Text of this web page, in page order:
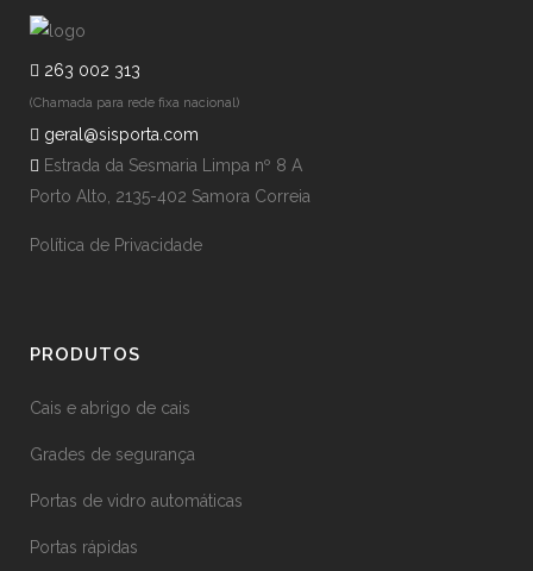
263 002 313
(Chamada para rede fixa nacional)
geral@sisporta.com
Estrada da Sesmaria Limpa nº 8 A
Porto Alto, 2135-402 Samora Correia
Política de Privacidade
PRODUTOS
Cais e abrigo de cais
Grades de segurança
Portas de vidro automáticas
Portas rápidas